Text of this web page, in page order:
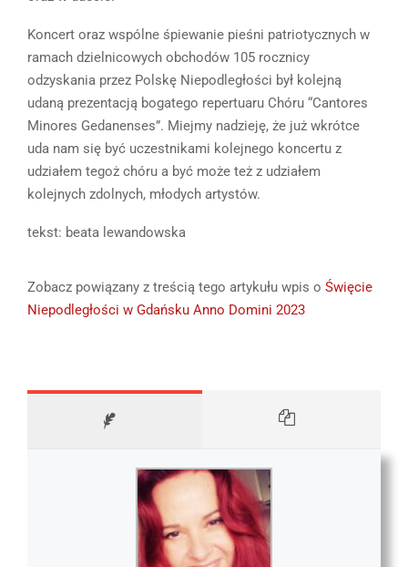
Koncert oraz wspólne śpiewanie pieśni patriotycznych w
ramach dzielnicowych obchodów 105 rocznicy
odzyskania przez Polskę Niepodległości był kolejną
udaną prezentacją bogatego repertuaru Chóru “Cantores
Minores Gedanenses”. Miejmy nadzieję, że już wkrótce
uda nam się być uczestnikami kolejnego koncertu z
udziałem tegoż chóru a być może też z udziałem
kolejnych zdolnych, młodych artystów.
tekst: beata lewandowska
Zobacz powiązany z treścią tego artykułu wpis o Święcie
Niepodległości w Gdańsku Anno Domini 2023